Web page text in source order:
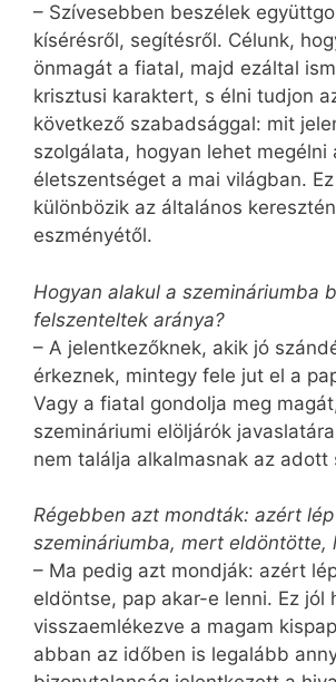
– Szívesebben beszélek
kísérésről, segítésről. Célunk,
önmagát a fiatal, majd ezáltal
krisztusi karaktert, s élni tudjon
következő szabadsággal: mit
szolgálata, hogyan lehet megélni
életszentséget a mai világban.
különbözik az általános
eszményétől.
Hogyan alakul a szemináriumba
felszenteltek aránya?
– A jelentkezőknek, akik jó
érkeznek, mintegy fele jut el a
Vagy a fiatal gondolja meg
szemináriumi elöljárók
nem találja alkalmasnak az adott
Régebben azt mondták: azért
szemináriumba, mert eldöntötte,
– Ma pedig azt mondják: azért
eldöntse, pap akar-e lenni. Ez jól
visszaemlékezve a magam
abban az időben is legalább